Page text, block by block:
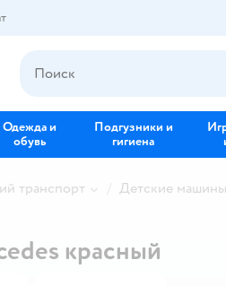
Одежда и
обувь
Подгузники и
гигиена
транспорт Детские машины
красный